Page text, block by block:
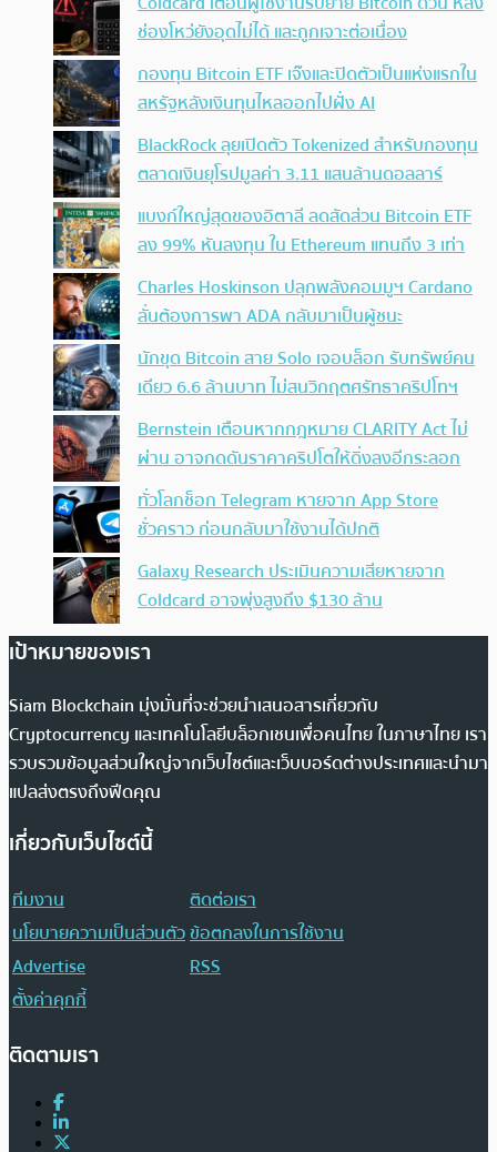
ช่องโหว่ยังอุดไม่ได้ และถูกเจาะต่อเนื่อง
กองทุน Bitcoin ETF เจ๊งและปิดตัวเป็นแห่งแรกใน
สหรัฐหลังเงินทุนไหลออกไปฝั่ง AI
BlackRock ลุยเปิดตัว Tokenized สำหรับกองทุน
ตลาดเงินยุโรปมูลค่า 3.11 แสนล้านดอลลาร์
แบงก์ใหญ่สุดของอิตาลี ลดสัดส่วน Bitcoin ETF
ลง 99% หันลงทุน ใน Ethereum แทนถึง 3 เท่า
Charles Hoskinson ปลุกพลังคอมมูฯ Cardano
ลั่นต้องการพา ADA กลับมาเป็นผู้ชนะ
นักขุด Bitcoin สาย Solo เจอบล็อก รับทรัพย์คน
เดียว 6.6 ล้านบาท ไม่สนวิกฤตศรัทธาคริปโทฯ
Bernstein เตือนหากกฎหมาย CLARITY Act ไม่
ผ่าน อาจกดดันราคาคริปโตให้ดิ่งลงอีกระลอก
ทั่วโลกช็อก Telegram หายจาก App Store
ชั่วคราว ก่อนกลับมาใช้งานได้ปกติ
Galaxy Research ประเมินความเสียหายจาก
Coldcard อาจพุ่งสูงถึง $130 ล้าน
เป้าหมายของเรา
Siam Blockchain มุ่งมั่นที่จะช่วยนำเสนอสารเกี่ยวกับ
Cryptocurrency และเทคโนโลยีบล็อกเชนเพื่อคนไทย ในภาษาไทย เรา
รวบรวมข้อมูลส่วนใหญ่จากเว็บไซต์และเว็บบอร์ดต่างประเทศและนำมา
แปลส่งตรงถึงฟีดคุณ
เกี่ยวกับเว็บไซต์นี้
ทีมงาน
ติดต่อเรา
นโยบายความเป็นส่วนตัวข้อตกลงในการใช้งาน
Advertise
RSS
ตั้งค่าคุกกี้
ติดตามเรา